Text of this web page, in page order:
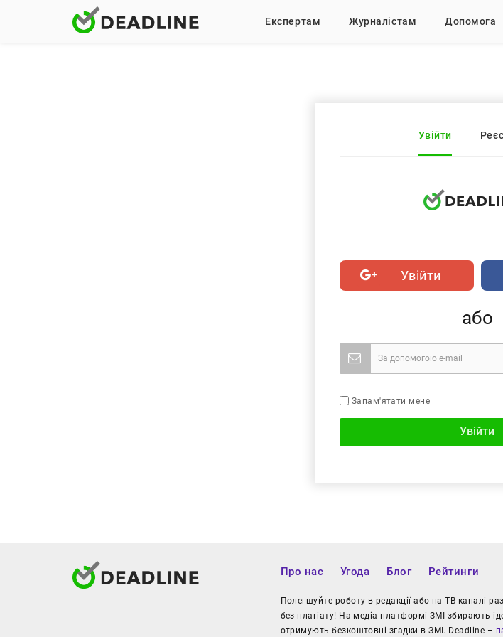
Експертам Журналістам Допомога
Увійти
Увійти
або
Запам'ятати мене
Увійти
Про нас Угода Блог Рейтинги
Полегшуйте роботу в редакції або на ТВ каналі
без плагіату! На медіа-платформі ЗМІ збирають
отримують безкоштовні згадки в ЗМІ. Deadline –